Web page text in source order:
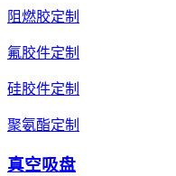
阻燃胶定制
氟胶件定制
硅胶件定制
聚氨酯定制
真空吸盘